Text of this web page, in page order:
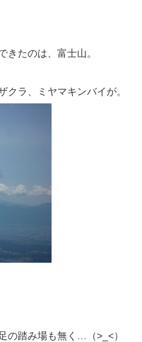
きたのは、富士山。
クラ、ミヤマキンバイが。
の踏み場も無く…（>_<）